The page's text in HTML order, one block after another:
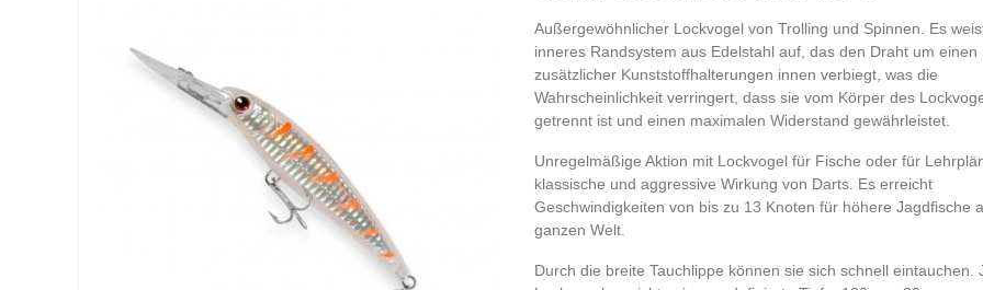
Außergewöhnlicher Lockvogel von Trolling und Spinnen. Es
inneres Randsystem aus Edelstahl auf, das den Draht um einen
zusätzlicher Kunststoffhalterungen innen verbiegt, was die
Wahrscheinlichkeit verringert, dass sie vom Körper des
getrennt ist und einen maximalen Widerstand gewährleistet.
Unregelmäßige Aktion mit Lockvogel für Fische oder für
klassische und aggressive Wirkung von Darts. Es erreicht
Geschwindigkeiten von bis zu 13 Knoten für höhere Jagdfische
ganzen Welt.
Durch die breite Tauchlippe können sie sich schnell eintauchen.